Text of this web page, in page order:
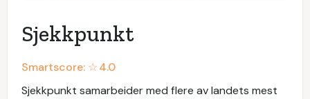
Sjekkpunkt
Smartscore: ☆4.0
Sjekkpunkt samarbeider med flere av landets mest